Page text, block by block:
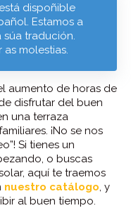
dispoñible
Estamos a
tradución.
molestias.
aumento de horas de
disfrutar del buen
una terraza
¡No se nos
Si tienes un
o buscas
aquí te traemos
nuestro catálogo, y
al buen tiempo.